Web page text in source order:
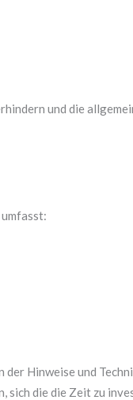
und die
Hinweise und
sich die die Zeit zu